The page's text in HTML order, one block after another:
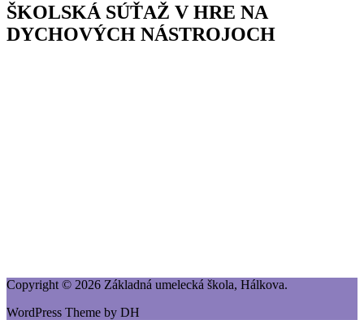
ŠKOLSKÁ SÚŤAŽ V HRE NA
DYCHOVÝCH NÁSTROJOCH
Copyright © 2026 Základná umelecká škola, Hálkova.
WordPress Theme by DH